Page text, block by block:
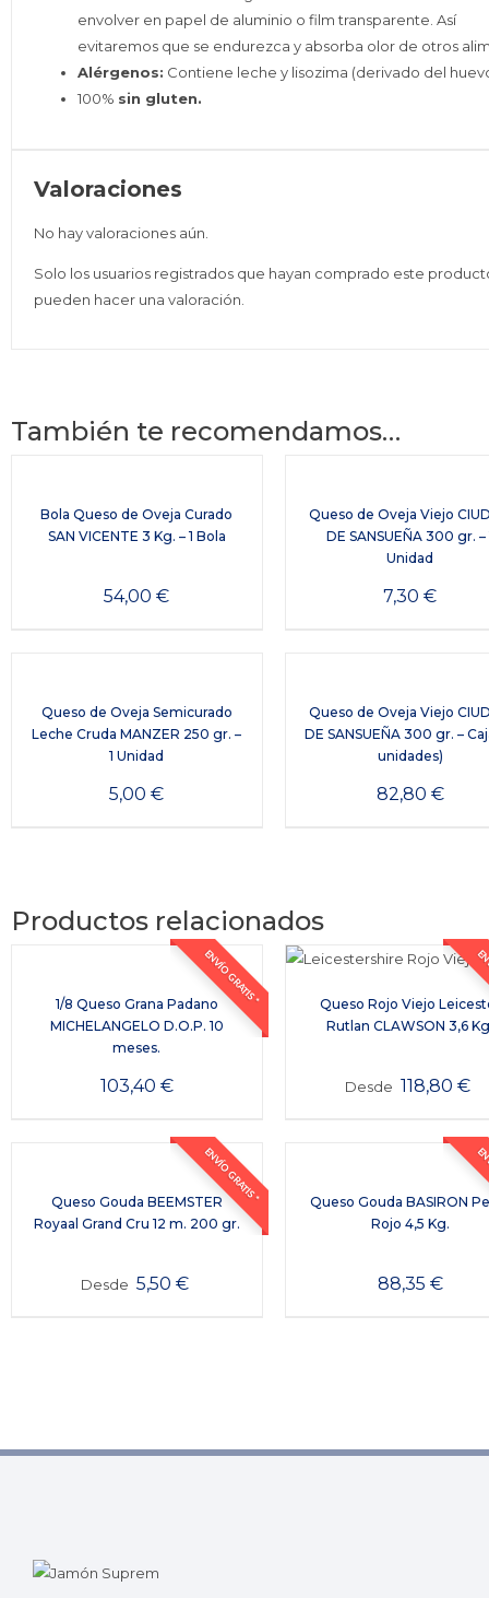
envolver en papel de aluminio o film transparente. Así
evitaremos que se endurezca y absorba olor de otros
Alérgenos: Contiene leche y lisozima (derivado del
100% sin gluten.
Valoraciones
No hay valoraciones aún.
Solo los usuarios registrados que hayan comprado este
pueden hacer una valoración.
También te recomendamos…
Bola Queso de Oveja Curado
SAN VICENTE 3 Kg. – 1 Bola
54,00€
Queso de Oveja Viejo
DE SANSUEÑA 300 gr. –
Unidad
7,30€
Queso de Oveja Semicurado
Leche Cruda MANZER 250 gr. –
1 Unidad
5,00€
Queso de Oveja Viejo
DE SANSUEÑA 300 gr. –
unidades)
82,80 €
Productos relacionados
ENVÍO GRATIS *
1/8 Queso Grana Padano
MICHELANGELO D.O.P. 10
meses.
103,40 €
Queso Rojo Viejo
Rutlan CLAWSON 3,6
Desde 118,80€
ENVÍO GRATIS *
Queso Gouda BEEMSTER
Royaal Grand Cru 12 m. 200 gr.
Desde 5,50 €
Queso Gouda BASIRON
Rojo 4,5 Kg.
88,35 €